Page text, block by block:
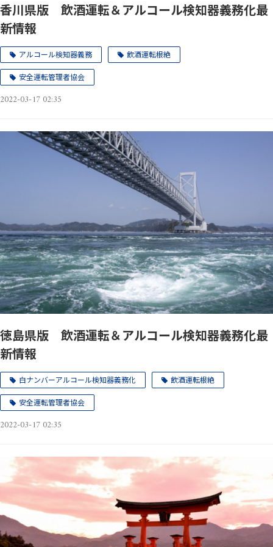
香川県版 飲酒運転＆アルコール検知器義務化最
新情報
アルコール検知器義務 飲酒運転根絶
安全運転管理者協会
2022-03-17 02:35
徳島県版 飲酒運転＆アルコール検知器義務化最
新情報
白ナンバーアルコール検知器義務化 飲酒運転根絶
安全運転管理者協会
2022-03-17 02:35